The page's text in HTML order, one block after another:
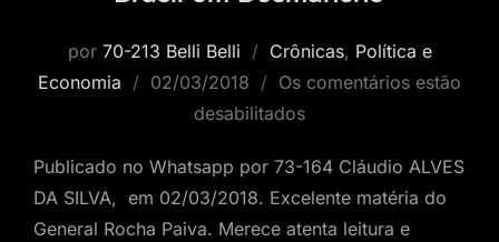
por 70-213 Belli Belli Crônicas, Política e
Economia
Postado
02/03/2018
Os comentários estão
desabilitados
Publicado no Whatsapp por 73-164 Cláudio ALVES
DA SILVA, em 02/03/2018. Excelente matéria do
General Rocha Paiva. Merece atenta leitura e